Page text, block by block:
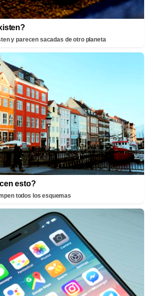
y parecen sacadas de otro planeta
esto?
todos los esquemas